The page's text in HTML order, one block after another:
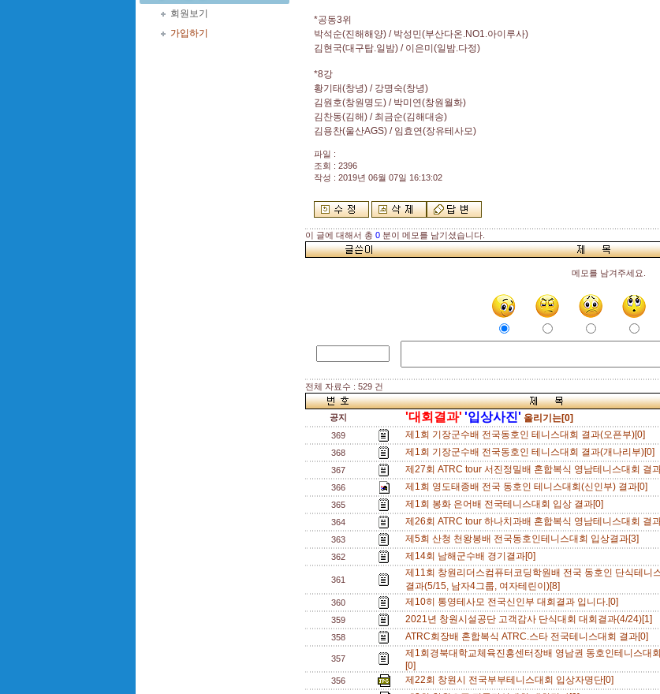
회원보기
가입하기
*공동3위
박석순(진해해양) / 박성민(부산다온.NO1.아이루사)
김현국(대구탑.일밤) / 이은미(일밤.다정)
*8강
황기태(창녕) / 강명숙(창녕)
김원호(창원명도) / 박미연(창원월화)
김찬동(김해) / 최금순(김해대송)
김용찬(울산AGS) / 임효연(장유테사모)
파일 :
조회 : 2396
작성 : 2019년 06월 07일 16:13:02
이 글에 대해서 총 0 분이 메모를 남기셨습니다.
메모를 남겨주세요.
전체 자료수 : 529 건
공지 '대회결과' '입상사진' 올리기는[0]
369
제1회 기장군수배 전국동호인 테니스대회 결과(오픈부)[0]
368
제1회 기장군수배 전국동호인 테니스대회 결과(개나리부)[0]
367
제27회 ATRC tour 서진정밀배 혼합복식 영남테니스대회 결
366
제1회 영도태종배 전국 동호인 테니스대회(신인부) 결과[0]
365
제1회 봉화 은어배 전국테니스대회 입상 결과[0]
364
제26회 ATRC tour 하나치과배 혼합복식 영남테니스대회 결
363
제5회 산청 천왕봉배 전국동호인테니스대회 입상결과[3]
362
제14회 남해군수배 경기결과[0]
361
제11회 창원리더스컴퓨터코딩학원배 전국 동호인 단식테니
결과(5/15, 남자4그룹, 여자테린이)[8]
360 제10히 통영테사모 전국신인부 대회결과 입니다.[0]
359
2021년 창원시설공단 고객감사 단식대회 대회결과(4/24)[1]
358
ATRC회장배 혼합복식 ATRC.스타 전국테니스대회 결과[0]
357
제1회경북대학교체육진흥센터장배 영남권 동호인테니스대
[0]
356 제22회 창원시 전국부부테니스대회 입상자명단[0]